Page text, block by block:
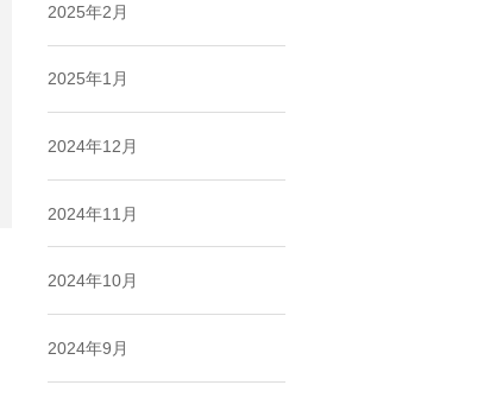
2025年2月
2025年1月
2024年12月
2024年11月
2024年10月
2024年9月